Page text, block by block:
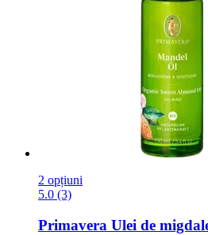
2 opțiuni
5.0 (3)
Primavera Ulei de